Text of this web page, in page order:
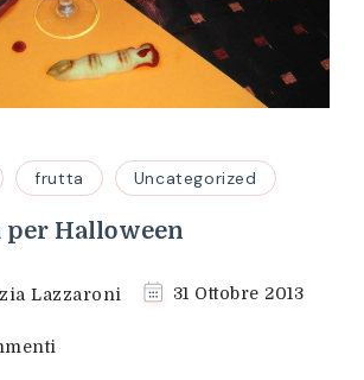
frutta Uncategorized
per Halloween
Lazzaroni 31 Ottobre 2013